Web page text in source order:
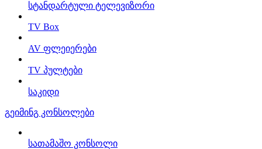
სტანდარტული ტელევიზორი
TV Box
AV ფლეიერები
TV პულტები
საკიდი
გეიმინგ კონსოლები
სათამაშო კონსოლი